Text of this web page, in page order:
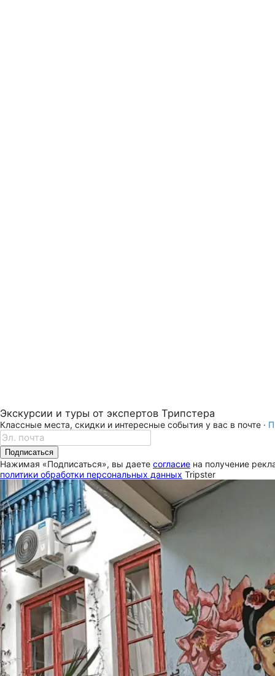
Экскурсии и туры от экспертов Трипстера
Классные места, скидки и интересные события у вас в почте ·
Подписаться
Нажимая «Подписаться», вы даете согласие на получение
политики обработки персональных данных Tripster